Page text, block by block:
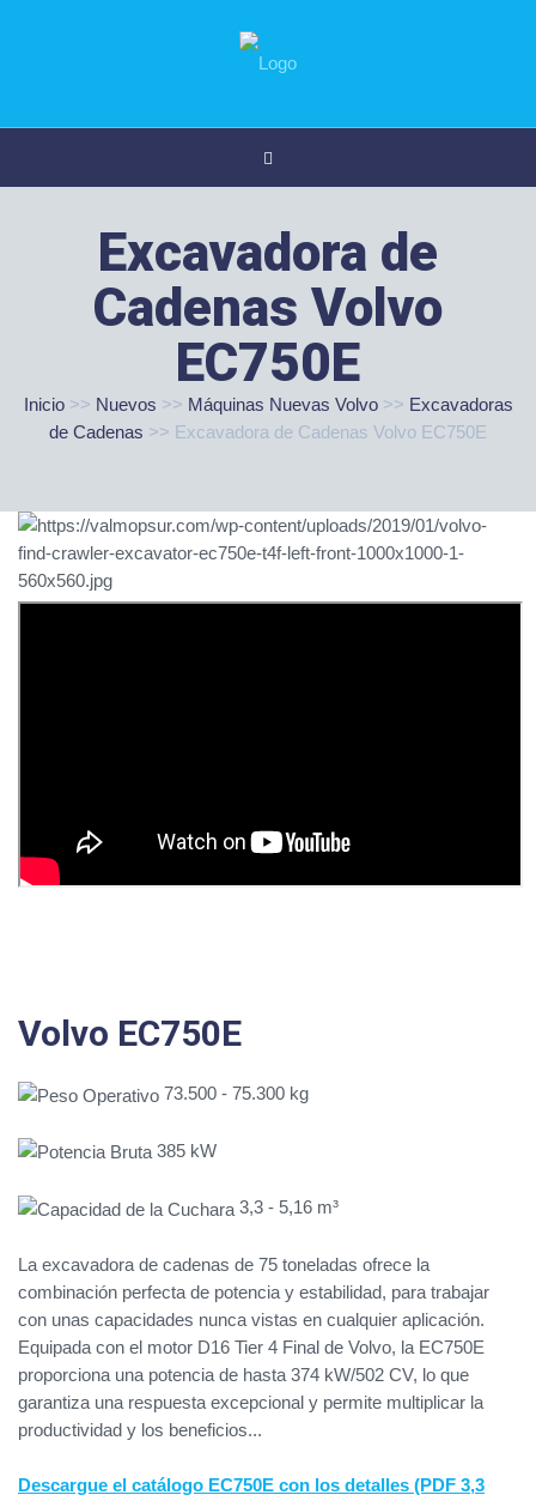
Excavadora de
Cadenas Volvo
EC750E
Inicio>> Nuevos >> Máquinas Nuevas Volvo>> Excavadoras
de Cadenas >> Excavadora de Cadenas Volvo EC750E
Volvo EC750E
73.500 - 75.300 kg
385 kW
3,3 - 5,16 m³
La excavadora de cadenas de 75 toneladas ofrece la
combinación perfecta de potencia y estabilidad, para trabajar
con unas capacidades nunca vistas en cualquier aplicación.
Equipada con el motor D16 Tier 4 Final de Volvo, la EC750E
proporciona una potencia de hasta 374 kW/502 CV, lo que
garantiza una respuesta excepcional y permite multiplicar la
productividad y los beneficios...
Descargue el catálogo EC750E con los detalles (PDF 3,3